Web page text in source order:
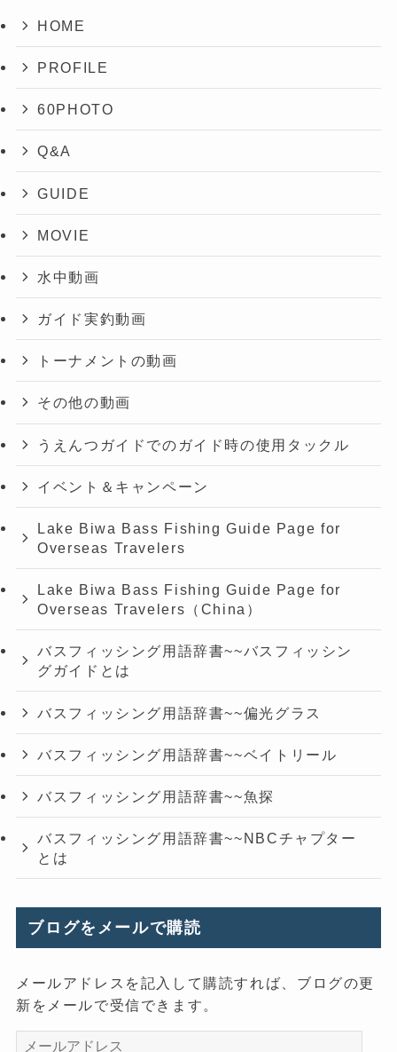
HOME
PROFILE
60PHOTO
Q&A
GUIDE
MOVIE
水中動画
ガイド実釣動画
トーナメントの動画
その他の動画
うえんつガイドでのガイド時の使用タックル
イベント＆キャンペーン
Lake Biwa Bass Fishing Guide Page for
Overseas Travelers
Lake Biwa Bass Fishing Guide Page for
Overseas Travelers（China）
バスフィッシング用語辞書~~バスフィッシン
グガイドとは
バスフィッシング用語辞書~~偏光グラス
バスフィッシング用語辞書~~ベイトリール
バスフィッシング用語辞書~~魚探
バスフィッシング用語辞書~~NBCチャプター
とは
ブログをメールで購読
メールアドレスを記入して購読すれば、ブログの更
新をメールで受信できます。
メ